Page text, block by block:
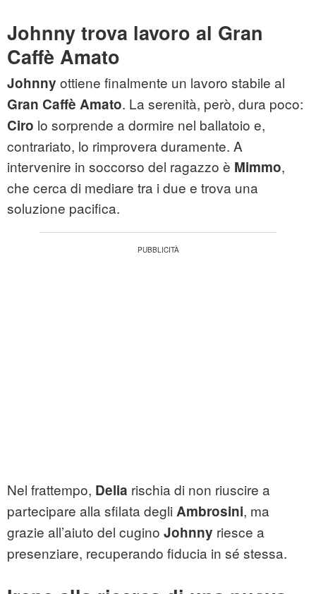
Johnny trova lavoro al Gran
Caffè Amato
Johnny ottiene finalmente un lavoro stabile al
Gran Caffè Amato. La serenità, però, dura poco:
Ciro lo sorprende a dormire nel ballatoio e,
contrariato, lo rimprovera duramente. A
intervenire in soccorso del ragazzo è Mimmo,
che cerca di mediare tra i due e trova una
soluzione pacifica.
Nel frattempo, Delia rischia di non riuscire a
partecipare alla sfilata degli Ambrosini, ma
grazie all’aiuto del cugino Johnny riesce a
presenziare, recuperando fiducia in sé stessa.